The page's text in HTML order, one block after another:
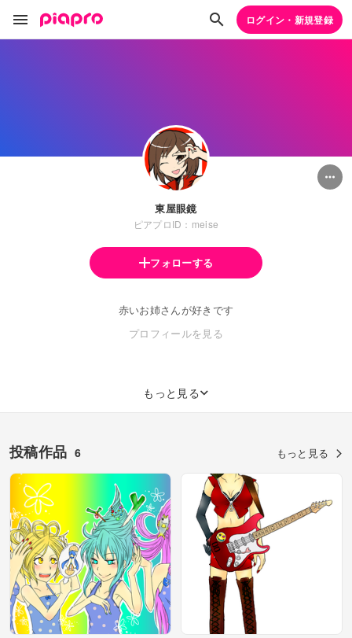
ログイン・新規登録
東屋眼鏡
ピアプロID：meise
フォローする
赤いお姉さんが好きです
プロフィールを見る
もっと見る
投稿作品 6 もっと見る